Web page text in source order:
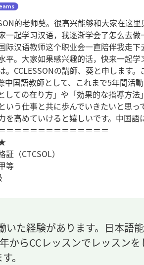
的老师葵。很高兴能够和大家在这
一起学习汉语，我逐渐学会了怎么去
际汉语教师这个职业会一直陪伴我走
平。大家如果感兴趣的话，快来一起学
。CCLESSONの講師、葵と申します
中国語教師として、これまで5年間活
しての在り方」や「効果的な指導方法
いう仕事と共に歩んでいきたいと思
を高めていけると嬉しいです。中国
＝＝＝＝＝＝＝＝＝＝＝＝＝
（CTCSOL）
等
た経験があります。日本語
らCCレッスンでレッスン
。